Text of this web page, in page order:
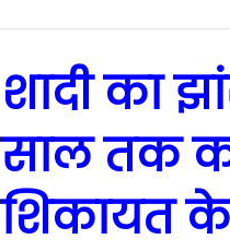
शादी का
साल तक
शिकायत के